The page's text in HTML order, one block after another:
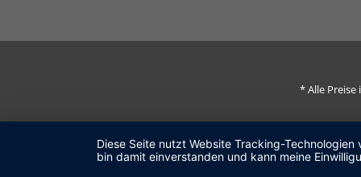
* Alle
Diese Seite nutzt Website Tracking-
bin damit einverstanden und kann meine